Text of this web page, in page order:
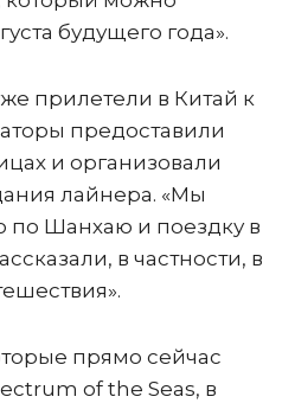
будущего года».
прилетели в Китай к
предоставили
и организовали
лайнера. «Мы
по Шанхаю и поездку в
в частности, в
прямо сейчас
of the Seas, в